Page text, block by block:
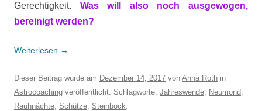
Gerechtigkeit. Was will also noch ausgewogen,
bereinigt werden?
Weiterlesen →
Dieser Beitrag wurde am Dezember 14, 2017 von Anna Roth in
Astrocoaching veröffentlicht. Schlagworte: Jahreswende, Neumond,
Rauhnächte, Schütze, Steinbock.